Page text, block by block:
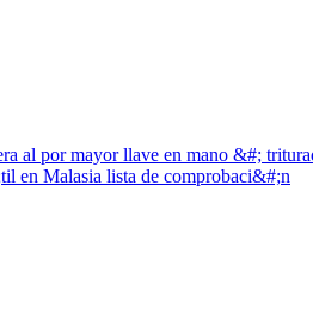
al por mayor llave en mano &#;
en Malasia lista de comprobaci&#;n